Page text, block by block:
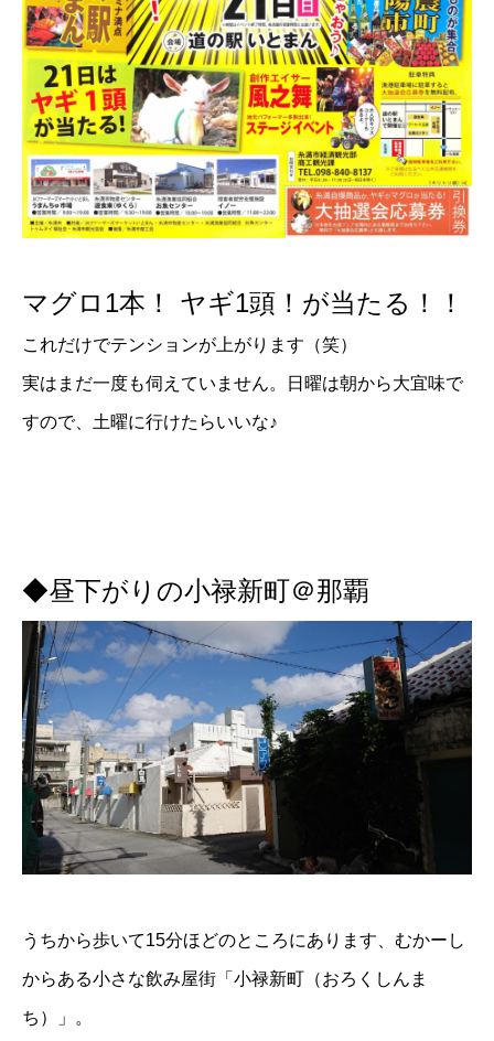
マグロ1本！ ヤギ1頭！が当たる！！
これだけでテンションが上がります（笑）
実はまだ一度も伺えていません。日曜は朝から大宜味で
すので、土曜に行けたらいいな♪
◆昼下がりの小禄新町＠那覇
うちから歩いて15分ほどのところにあります、むかーし
からある小さな飲み屋街「小禄新町（おろくしんま
ち）」。